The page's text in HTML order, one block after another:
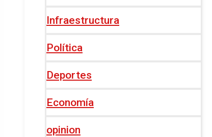
Infraestructura
Política
Deportes
Economía
opinion